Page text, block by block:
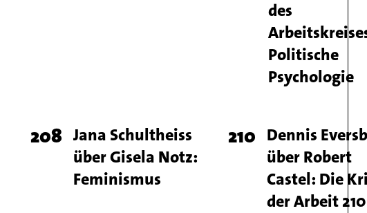
des
Politische
Psychologie
Page
number
208 Titel
Jana Schultheiss
über Gisela Notz:
Feminismus
Page
number
210 Titel
Dennis
über Robert
Castel: Die
der Arbeit 210